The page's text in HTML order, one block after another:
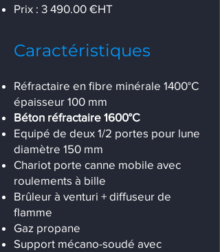
Prix : 3 490.00 €HT
Caractéristiques
Réfractaire en fibre minérale 1400°C
épaisseur 100 mm
Béton réfractaire 1600°C
Equipé de deux 1/2 portes pour lune
diamètre 150 mm
Chariot porte canne mobile avec
roulements à bille
Brûleur à venturi + diffuseur de
flamme
Gaz propane
Support mécano-soudé avec